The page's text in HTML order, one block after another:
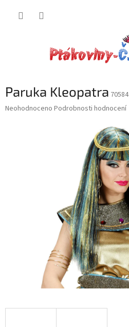
Paruka Kleopatra 70584
Průměrné
Neohodnoceno Podrobnosti hodnocení